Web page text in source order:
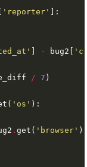
'reporter'
- bug2[
/ 7
'os'
.get( 'browser'